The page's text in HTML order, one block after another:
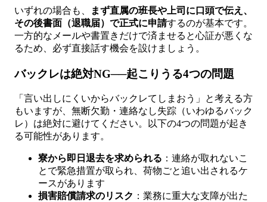
いずれの場合も、
まず直属の班長や上司に口頭で伝え、
その後書面（退職届）で正式に申請するのが基本です。
一方的なメールや書置きだけで済ませると心証が悪くな
るため、必ず直接話す機会を設けましょう。
バックレは絶対NG──起こりうる4つの問題
「言い出しにくいからバックレてしまおう」と考える方
もいますが、無断欠勤・連絡なし失踪（いわゆるバック
レ）は絶対に避けてください。以下の4つの問題が起き
る可能性があります。
寮から即日退去を求められる ：連絡が取れないこ
とで緊急措置が取られ、荷物ごと追い出されるケ
ースがあります
損害賠償請求のリスク ：業務に重大な支障が出た